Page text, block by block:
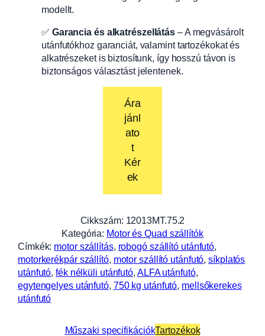
modellt.
✅ Garancia és alkatrészellátás – A megvásárolt
utánfutókhoz garanciát, valamint tartozékokat és
alkatrészeket is biztosítunk, így hosszú távon is
biztonságos választást jelentenek.
Ára
jánl
ato
t
Kér
ek
Cikkszám: 12013MT.75.2
Kategória: Motor és Quad szállítók
Címkék: motor szállítás, robogó szállító utánfutó
motorkerékpár szállító, motor szállító utánfutó , síkplatós
utánfutó , fék nélküli utánfutó ALFA utánfutó
egytengelyes utánfutó, 750 kg utánfutó mellsőkerekes
utánfutó
Műszaki specifikációkTartozékok